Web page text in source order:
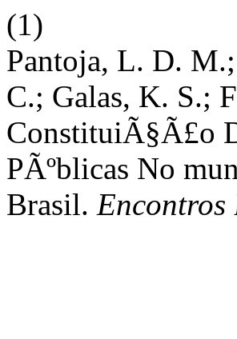
(1)
Pantoja, L. D.
C.; Galas, K. S.;
ConstituiÃ§Ã£o
PÃºblicas No
Brasil.